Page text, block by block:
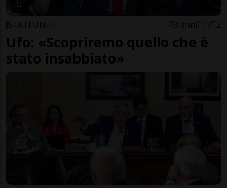
STATI UNITI 3 anni 17 2
Ufo: «Scopriremo quello che è
stato insabbiato»